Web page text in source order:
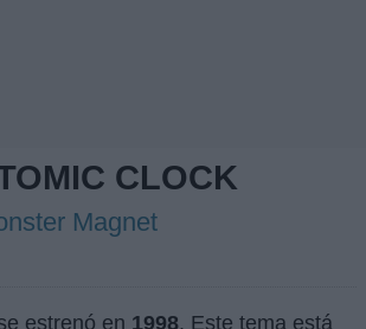
CLOCK
Magnet
estrenó en 1998. Este tema está